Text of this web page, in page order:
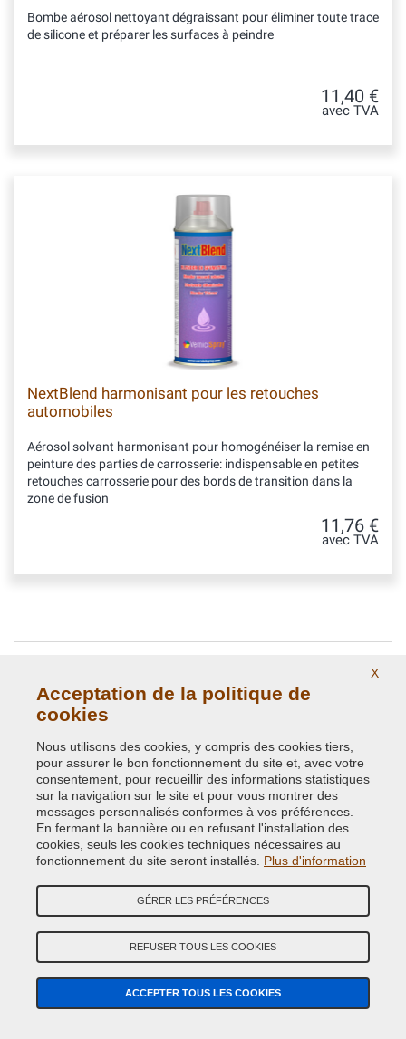
Bombe aérosol nettoyant dégraissant pour éliminer toute trace
de silicone et préparer les surfaces à peindre
11,40 €
avec TVA
NextBlend harmonisant pour les retouches
automobiles
Aérosol solvant harmonisant pour homogénéiser la remise en
peinture des parties de carrosserie: indispensable en petites
retouches carrosserie pour des bords de transition dans la
zone de fusion
11,76 €
avec TVA
VOS AVIS
5
accursio 22 juil. 2024
Tutto eccezionale. Ho avuto problemi con la spedizione,
veniva rinviato di giorno in giorno la data di consegna delle
bombolette ordinate. Ho contattato Verncispray e loro in
tutta velocità hanno rispedito un nuovo pacco
consegnatomi il giorno dopo. Società seria che mi ha
Poi che dire Bonbolette eccezionali, ho verniciato il mio
scooter ed è venuto come se fosse stato verniciato in
stra-consiglio.
CHERCHEZ
CHERCHEZ PIÈCES
RECHERCHE GUIDÉE DE COULEUR DE VOITURE
Marque de Voiture
X
Acceptation de la politique de
cookies
Nous utilisons des cookies, y compris des cookies tiers,
pour assurer le bon fonctionnement du site et, avec votre
consentement, pour recueillir des informations statistiques
sur la navigation sur le site et pour vous montrer des
messages personnalisés conformes à vos préférences.
En fermant la bannière ou en refusant l'installation des
cookies, seuls les cookies techniques nécessaires au
fonctionnement du site seront installés. Plus d'information
GÉRER LES PRÉFÉRENCES
REFUSER TOUS LES COOKIES
ACCEPTER TOUS LES COOKIES